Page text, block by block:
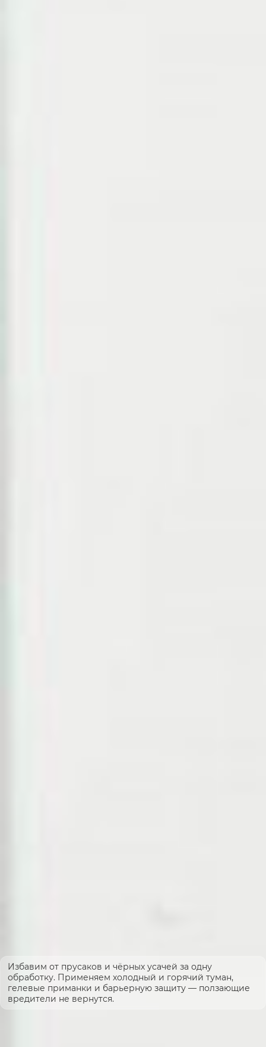
Избавим от прусаков и чёрных усачей за одну
обработку. Применяем холодный и горячий туман,
гелевые приманки и барьерную защиту — ползающие
вредители не вернутся.